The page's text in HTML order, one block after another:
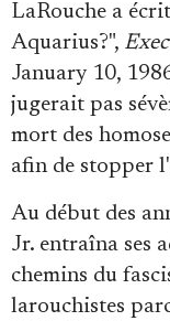
LaRouche a
Aquarius?",
January 10,
jugerait pas
mort des
afin de stopper
Au début des
Jr. entraîna ses
chemins du
larouchistes